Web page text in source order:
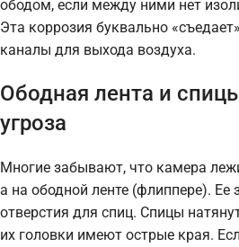
ободом, если между ними нет
Эта коррозия буквально
каналы для выхода воздуха.
Ободная лента и
угроза
Многие забывают, что камера
а на ободной ленте (флиппере).
отверстия для спиц. Спицы
их головки имеют острые края.